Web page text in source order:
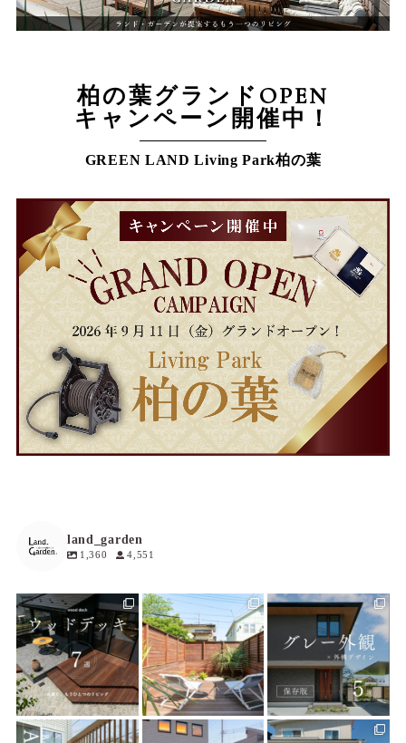
柏の葉グランドOPEN
キャンペーン開催中！
GREEN LAND Living Park柏の葉
land_garden
1,360 4,551
land_garden
15 0
land_garden
19 0
land_garden
20 0
land_garden land_garden land_garden